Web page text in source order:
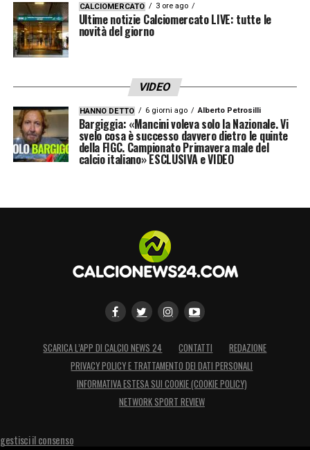
CALCIOMERCATO 3 ore ago
Ultime notizie Calciomercato LIVE: tutte le
novità del giorno
VIDEO
HANNO DETTO 6 giorni ago Alberto Petrosilli
Bargiggia: «Mancini voleva solo la Nazionale. Vi
svelo cosa è successo davvero dietro le quinte
della FIGC. Campionato Primavera male del
calcio italiano» ESCLUSIVA e VIDEO
SCARICA L’APP DI CALCIO NEWS 24 CONTATTI
REDAZIONE
PRIVACY POLICY E TRATTAMENTO DEI DATI PERSONALI
INFORMATIVA ESTESA SUI COOKIE (COOKIE POLICY)
NETWORK SPORT REVIEW
gestisci il consenso